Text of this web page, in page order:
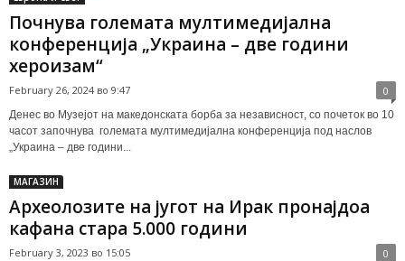
Почнува големата мултимедијална
конференција „Украина – две години
хероизам“
February 26, 2024 во 9:47 0
Денес во Музејот на македонската борба за независност, со почеток во 10
часот започнува големата мултимедијална конференција под наслов
„Украина – две години...
МАГАЗИН
Археолозите на југот на Ирак пронајдоа
кафана стара 5.000 години
February 3, 2023 во 15:05 0